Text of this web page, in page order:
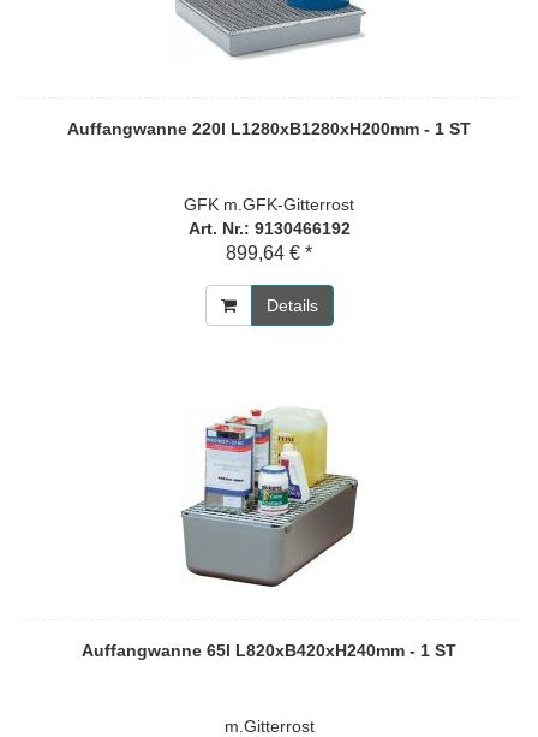
Auffangwanne 220l L1280xB1280xH200mm - 1 ST
GFK m.GFK-Gitterrost
Art. Nr.: 9130466192
899,64 € *
Details
Auffangwanne 65l L820xB420xH240mm - 1 ST
m.Gitterrost